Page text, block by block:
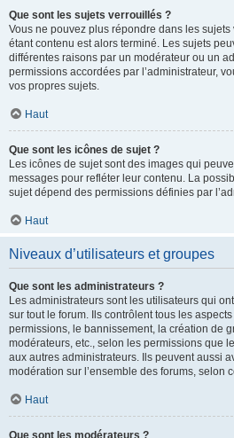
Que sont les sujets verrouillés ?
Vous ne pouvez plus répondre dans les
étant contenu est alors terminé. Les sujets
différentes raisons par un modérateur ou un
permissions accordées par l’administrateur,
vos propres sujets.
Haut
Que sont les icônes de sujet ?
Les icônes de sujet sont des images qui
messages pour refléter leur contenu. La
sujet dépend des permissions définies par
Haut
Niveaux d’utilisateurs et groupes
Que sont les administrateurs ?
Les administrateurs sont les utilisateurs qui
sur tout le forum. Ils contrôlent tous les
permissions, le bannissement, la création de
modérateurs, etc., selon les permissions que
aux autres administrateurs. Ils peuvent aussi
modération sur l’ensemble des forums, selon
Haut
Que sont les modérateurs ?